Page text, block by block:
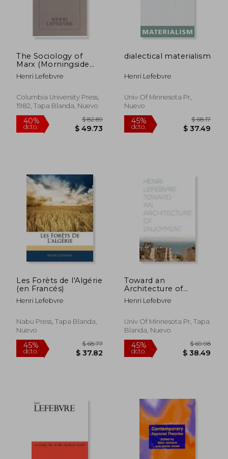
45%
dcto.
$ 53.53
$ 29.44
45%
dcto.
40%
dcto.
The Sociology of
Marx (Morningside
Books) (en Inglés)
Henri Lefebvre
Columbia University Press,
1982, Tapa Blanda, Nuevo
dialectical materialism
Henri Lefebvre
Univ Of Minnesota Pr,
Nuevo
Les Forèts de l'Algérie
(en Francés)
Henri Lefebvre
Nabu Press, Tapa Blanda,
Nuevo
Toward an
Architecture of
Enjoyment
Henri Lefebvre
Univ Of Minnesota Pr, Tapa
Blanda, Nuevo